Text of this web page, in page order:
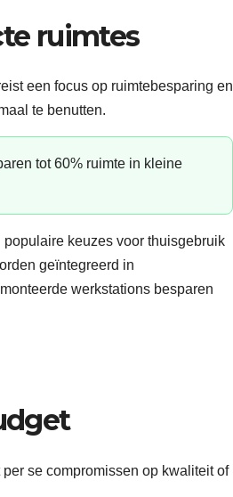
ruimtes
een focus op ruimtebesparing en
te benutten.
tot 60% ruimte in kleine
keuzes voor thuisgebruik
geïntegreerd in
werkstations besparen
se compromissen op kwaliteit of